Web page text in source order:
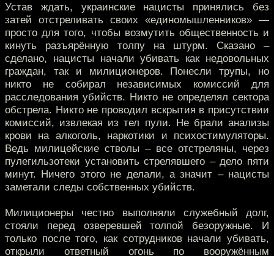
Устав ждать, украинские нацисты принялись без
затей отстреливать своих «единомышленников» —
просто для того, чтобы возмутить общественность и
кинуть разъярённую толпу на штурм. Сказано –
сделано, нацисты начали убивать как недовольных
граждан, так и милиционеров. Понесли трупы, но
никто не собирал независимых комиссий для
расследования убийств. Никто не определял сектора
обстрела. Никто не проводил вскрытия в присутствии
комиссий, извлекая из тел пули. Не брали анализы
крови на алкоголь, наркотики и психостимуляторы.
Ведь милицейские стволы – все отстреляны, через
пулегильзотеки установить стрелявшего – дело пяти
минут. Ничего этого не делали, а значит – нацисты
заметали следы собственных убийств.
Милиционеры честно выполняли служебный долг,
стояли перед озверевшей толпой безоружные. И
только после того, как сотрудников начали убивать,
открыли ответный огонь по вооружённым